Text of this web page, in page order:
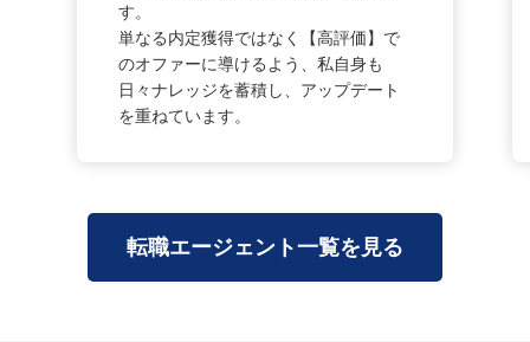
す。
単なる内定獲得ではなく【高評価】で
のオファーに導けるよう、私自身も
日々ナレッジを蓄積し、アップデート
を重ねています。
転職エージェント一覧を見る